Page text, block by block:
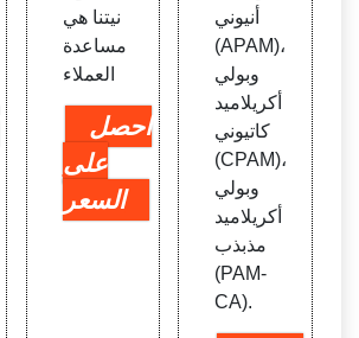
نيتنا هي
مساعدة
العملاء
احصل
على
السعر
أنيوني
(APAM)،
وبولي
أكريلاميد
كاتيوني
(CPAM)،
وبولي
أكريلاميد
مذبذب
(PAM-
CA).